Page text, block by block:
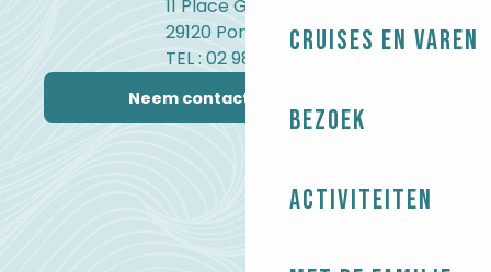
Cruises en varen
Bezoek
Activiteiten
11 Place Gambetta
29120 Pont-l'Abbé
TEL : 02 98 82 37 99
Neem contact met ons op